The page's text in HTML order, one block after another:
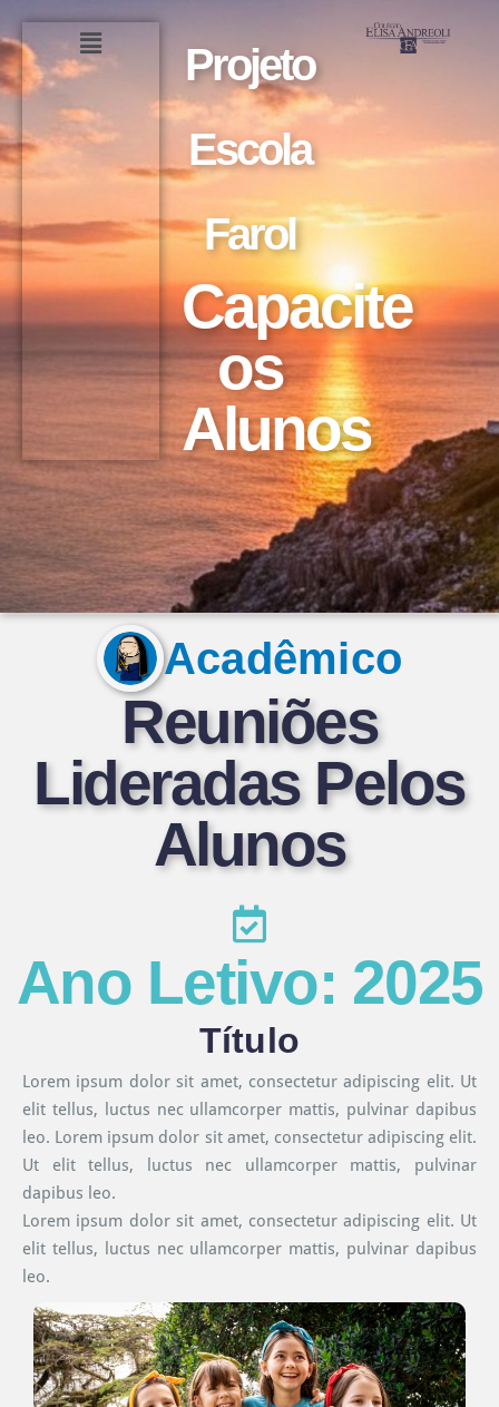
Projeto
Escola
Farol
Capacite
os
Alunos
Acadêmico
Reuniões
Lideradas Pelos
Alunos
Ano Letivo: 2025
Título
Lorem ipsum dolor sit amet, consectetur adipiscing elit. Ut
elit tellus, luctus nec ullamcorper mattis, pulvinar dapibus
leo. Lorem ipsum dolor sit amet, consectetur adipiscing elit.
Ut elit tellus, luctus nec ullamcorper mattis, pulvinar
dapibus leo.
Lorem ipsum dolor sit amet, consectetur adipiscing elit. Ut
elit tellus, luctus nec ullamcorper mattis, pulvinar dapibus
leo.